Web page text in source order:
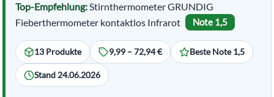
Top-Empfehlung:Stirnthermometer GRUNDIG
Fieberthermometer kontaktlos Infrarot
Note 1,5
13 Produkte 9,99 – 72,94 € Beste Note 1,5
Stand 24.06.2026